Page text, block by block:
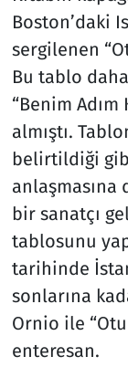
Boston’daki
sergilenen
Bu tablo
“Benim Adım
almıştı.
belirtildiği
anlaşmasına
bir sanatçı
tablosunu
tarihinde
sonlarına
Ornio ile
enteresan.